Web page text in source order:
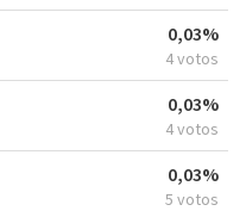
0,03%
4 votos
0,03%
4 votos
0,03%
5 votos